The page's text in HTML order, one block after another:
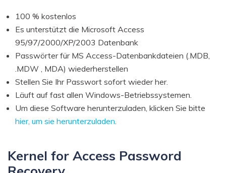
100 % kostenlos
Es unterstützt die Microsoft Access
95/97/2000/XP/2003 Datenbank
Passwörter für MS Access-Datenbankdateien (.MDB,
.MDW , MDA) wiederherstellen
Stellen Sie Ihr Passwort sofort wieder her.
Läuft auf fast allen Windows-Betriebssystemen.
Um diese Software herunterzuladen, klicken Sie bitte
hier, um sie herunterzuladen
Kernel for Access Password